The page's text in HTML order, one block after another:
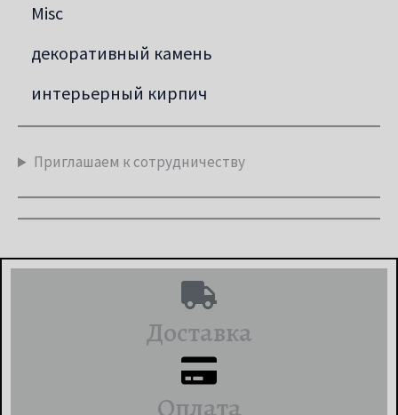
Misc
декоративный камень
интерьерный кирпич
Приглашаем к сотрудничеству
Доставка